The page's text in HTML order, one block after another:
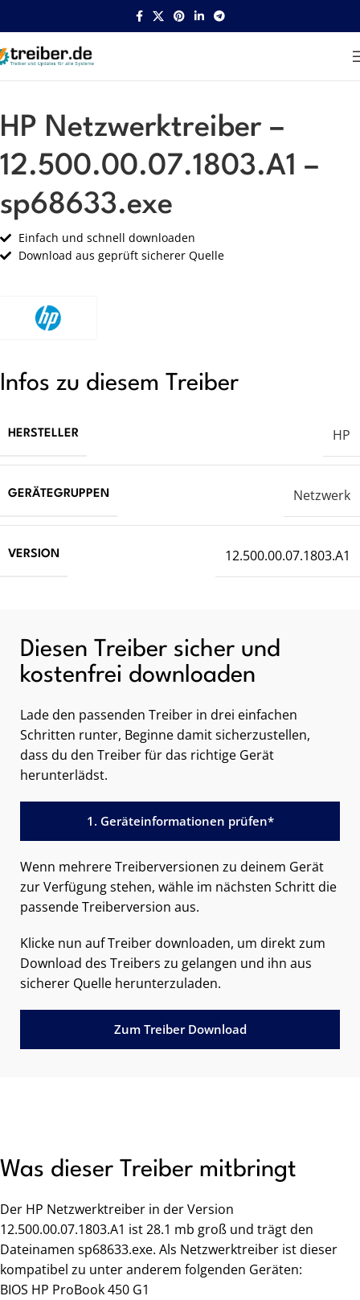
Startseite HP Netzwerk
HP Netzwerktreiber –
12.500.00.07.1803.A1 –
sp68633.exe
Einfach und schnell downloaden
Download aus geprüft sicherer Quelle
Infos zu diesem Treiber
HERSTELLER HP
GERÄTEGRUPPEN Netzwerk
VERSION 12.500.00.07.1803.A1
Diesen Treiber sicher und
kostenfrei downloaden
Lade den passenden Treiber in drei einfachen
Schritten runter, Beginne damit sicherzustellen,
dass du den Treiber für das richtige Gerät
herunterlädst.
1. Geräteinformationen prüfen*
Wenn mehrere Treiberversionen zu deinem Gerät
zur Verfügung stehen, wähle im nächsten Schritt die
passende Treiberversion aus.
Klicke nun auf Treiber downloaden, um direkt zum
Download des Treibers zu gelangen und ihn aus
sicherer Quelle herunterzuladen.
Zum Treiber Download
Was dieser Treiber mitbringt
Der HP Netzwerktreiber in der Version
12.500.00.07.1803.A1 ist 28.1 mb groß und trägt den
Dateinamen sp68633.exe. Als Netzwerktreiber ist dieser
kompatibel zu unter anderem folgenden Geräten:
BIOS HP ProBook 450 G1